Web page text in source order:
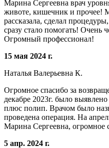
Марина Сергеевна врач
животе, кишечник и прочее!
рассказала, сделал
сразу стало помогать! Очень
Огромный профессионал!
15 мая 2024 г.
Наталья Валерьевна К.
Огромное спасибо за
декабре 2023г. было
плюс полип. Врачом было
проведена операция. На
Марина Сергеевна, огромное
5 апр. 2024 г.